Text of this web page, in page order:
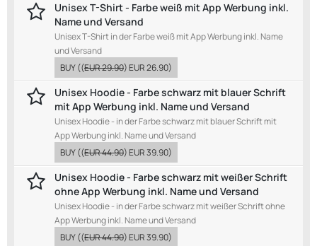
Unisex T-Shirt - Farbe weiß mit App Werbung inkl.
Name und Versand
Unisex T-Shirt in der Farbe weiß mit App Werbung inkl. Name
und Versand
BUY((EUR 29.90)EUR 26.90)
Unisex Hoodie - Farbe schwarz mit blauer Schrift
mit App Werbung inkl. Name und Versand
Unisex Hoodie - in der Farbe schwarz mit blauer Schrift mit
App Werbung inkl. Name und Versand
BUY((EUR 44.90)EUR 39.90)
Unisex Hoodie - Farbe schwarz mit weißer Schrift
ohne App Werbung inkl. Name und Versand
Unisex Hoodie - in der Farbe schwarz mit weißer Schrift ohne
App Werbung inkl. Name und Versand
BUY((EUR 44.90)EUR 39.90)